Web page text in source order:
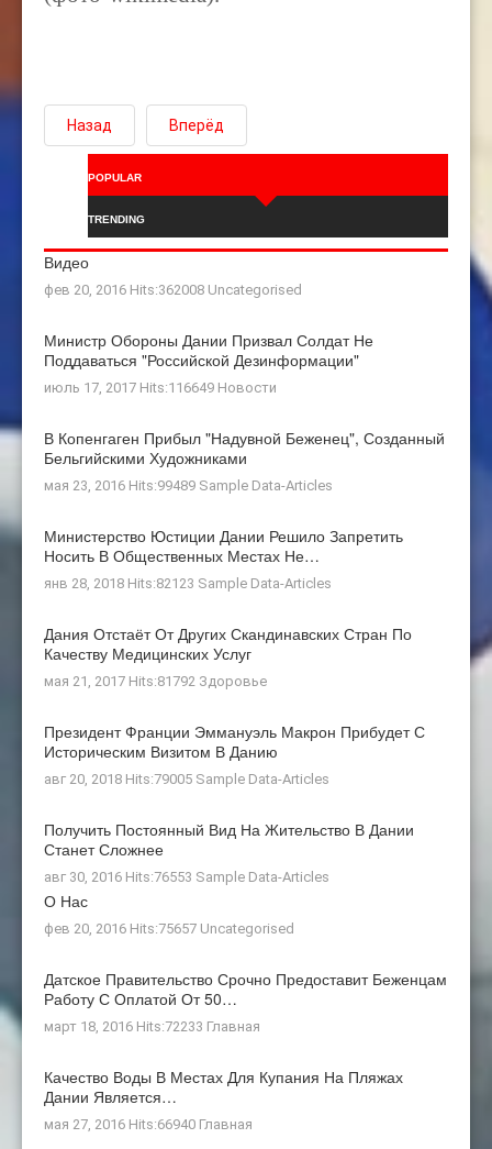
Назад Вперёд
POPULAR
TRENDING
Видео
фев 20, 2016 Hits:362008 Uncategorised
Министр Обороны Дании Призвал Солдат Не
Поддаваться "российской Дезинформации"
июль 17, 2017 Hits:116649 Новости
В Копенгаген Прибыл "Надувной Беженец", Созданный
Бельгийскими Художниками
мая 23, 2016 Hits:99489 Sample Data-Articles
Министерство Юстиции Дании Решило Запретить
Носить В Общественных Местах Не…
янв 28, 2018 Hits:82123 Sample Data-Articles
Дания Отстаёт От Других Скандинавских Стран По
Качеству Медицинских Услуг
мая 21, 2017 Hits:81792 Здоровье
Президент Франции Эммануэль Макрон Прибудет С
Историческим Визитом В Данию
авг 20, 2018 Hits:79005 Sample Data-Articles
Получить Постоянный Вид На Жительство В Дании
Станет Сложнее
авг 30, 2016 Hits:76553 Sample Data-Articles
О Нас
фев 20, 2016 Hits:75657 Uncategorised
Датское Правительство Срочно Предоставит Беженцам
Работу С Оплатой От 50…
март 18, 2016 Hits:72233 Главная
Качество Воды В Местах Для Купания На Пляжах
Дании Является…
мая 27, 2016 Hits:66940 Главная